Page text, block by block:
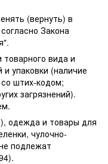
(вернуть) в
Закона
вида и
упаковки (наличие
штих-кодом;
загрязнений).
одежда и товары для
чулочно-
подлежат